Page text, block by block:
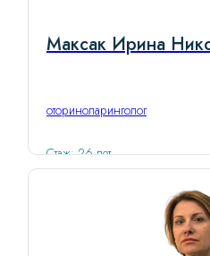
Максак Ирина
оториноларинголог
Стаж: 26 лет